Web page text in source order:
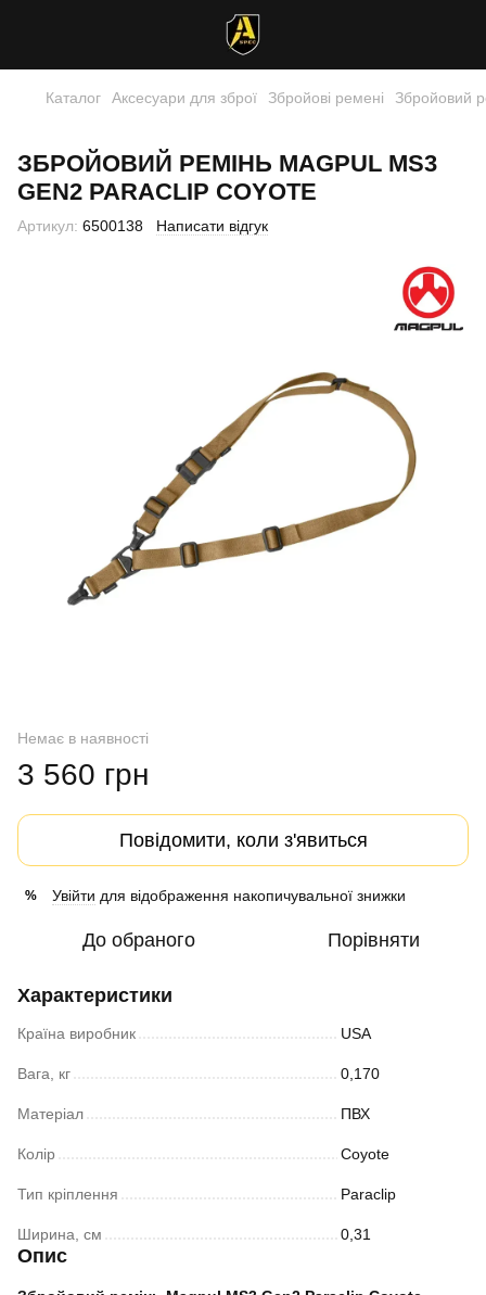
Каталог Аксесуари для зброї Збройові ремені Збройовий
ЗБРОЙОВИЙ РЕМІНЬ MAGPUL MS3
GEN2 PARACLIP COYOTE
Артикул: 6500138 Написати відгук
Немає в наявності
3 560 грн
Повідомити, коли з'явиться
% Увійти для відображення накопичувальної знижки
До обраного Порівняти
Характеристики
Країна виробник USA
Вага, кг 0,170
Матеріал ПВХ
Колір Coyote
Тип кріплення Paraclip
Ширина, см 0,31
Опис